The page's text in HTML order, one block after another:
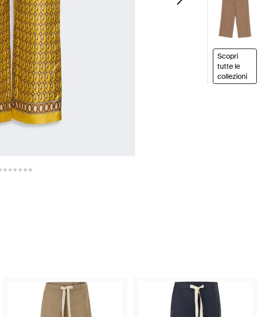
Scopri
tutte le
collezioni